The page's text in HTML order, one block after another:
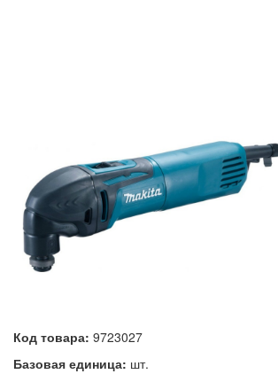
Код товара: 9723027
Базовая единица: шт.